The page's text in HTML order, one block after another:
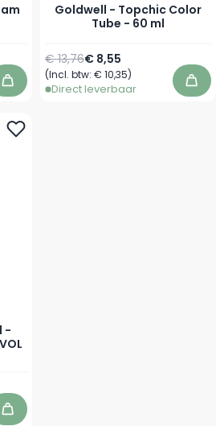
In winkelwagen
Goldwell - Topchic Color
Tube - 60 ml
Vanaf
€ 8,55
Normale prijs
€ 13,76
(Incl. btw: € 10,35)
Direct leverbaar In
-
In winkelwagen